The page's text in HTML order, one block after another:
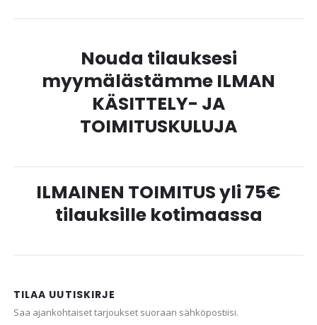
Nouda tilauksesi
myymälästämme ILMAN
KÄSITTELY- JA
TOIMITUSKULUJA
ILMAINEN TOIMITUS yli 75€
tilauksille kotimaassa
TILAA UUTISKIRJE
Saa ajankohtaiset tarjoukset suoraan sähköpostiisi.